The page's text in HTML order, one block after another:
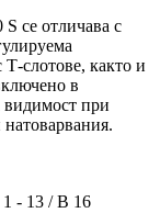
се отличава с
слотове, както и
в
видимост при
натоварвания.
- 13 / B 16